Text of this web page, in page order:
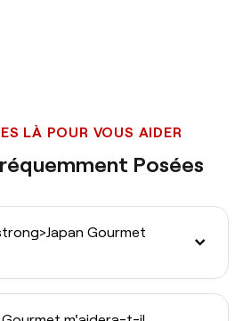
LÀ POUR VOUS AIDER
Posées
Gourmet